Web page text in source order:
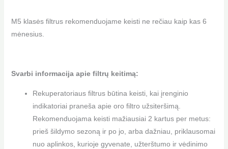
M5 klasės filtrus rekomenduojame keisti ne rečiau kaip kas 6
mėnesius.
Svarbi informacija apie filtrų keitimą:
Rekuperatoriaus filtrus būtina keisti, kai įrenginio
indikatoriai praneša apie oro filtro užsiteršimą.
Rekomenduojama keisti mažiausiai 2 kartus per metus:
prieš šildymo sezoną ir po jo, arba dažniau, priklausomai
nuo aplinkos, kurioje gyvenate, užterštumo ir vėdinimo